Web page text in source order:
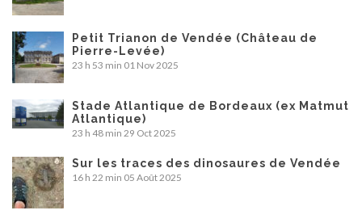
Petit Trianon de Vendée (Château de
Pierre-Levée)
23 h 53 min 01 Nov 2025
Stade Atlantique de Bordeaux (ex Matmut
Atlantique)
23 h 48 min 29 Oct 2025
Sur les traces des dinosaures de Vendée
16 h 22 min 05 Août 2025